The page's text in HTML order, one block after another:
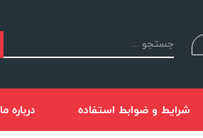
شرایط و ضوابط استفاده درباره ما